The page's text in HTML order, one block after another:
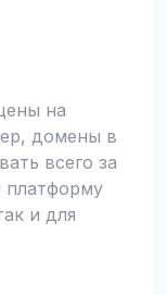
на
домены в
всего за
платформу
и для